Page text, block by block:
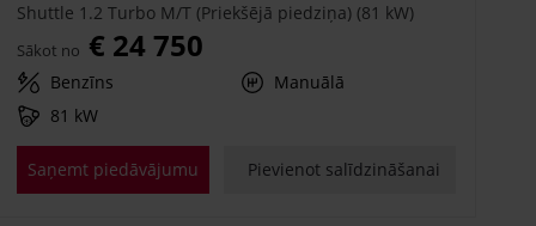
Shuttle 1.2 Turbo M/T (Priekšējā piedziņa) (81 kW)
Sākot no € 24 750
Benzīns
Manuālā
81 kW
Saņemt piedāvājumu Pievienot salīdzināšanai